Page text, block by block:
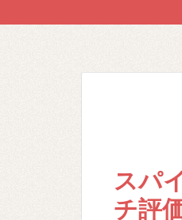
スパ
チ評